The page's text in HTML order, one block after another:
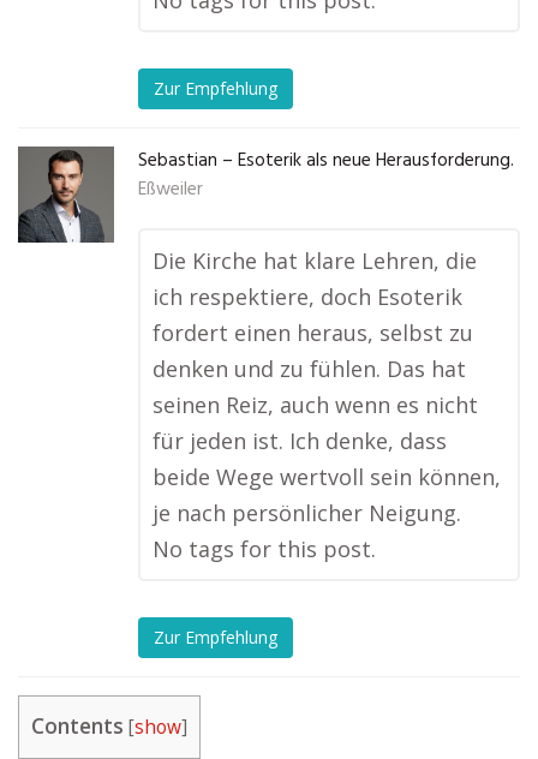
Zur Empfehlung
Sebastian – Esoterik als neue Herausforderung.
Eßweiler
Die Kirche hat klare Lehren, die
ich respektiere, doch Esoterik
fordert einen heraus, selbst zu
denken und zu fühlen. Das hat
seinen Reiz, auch wenn es nicht
für jeden ist. Ich denke, dass
beide Wege wertvoll sein können,
je nach persönlicher Neigung.
No tags for this post.
Zur Empfehlung
Contents [show]